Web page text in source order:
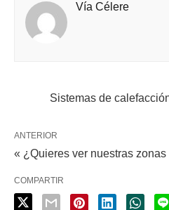
Vía Célere
Sistemas de
ANTERIOR
« ¿Quieres ver nuestras
COMPARTIR